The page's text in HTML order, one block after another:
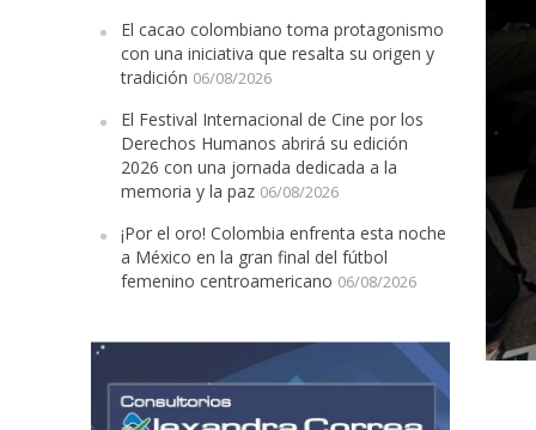
El cacao colombiano toma protagonismo
con una iniciativa que resalta su origen y
tradición 06/08/2026
El Festival Internacional de Cine por los
Derechos Humanos abrirá su edición
2026 con una jornada dedicada a la
memoria y la paz 06/08/2026
¡Por el oro! Colombia enfrenta esta noche
a México en la gran final del fútbol
femenino centroamericano 06/08/2026